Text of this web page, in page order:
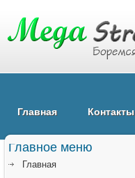
Главная Контакты
Главное меню
Главная